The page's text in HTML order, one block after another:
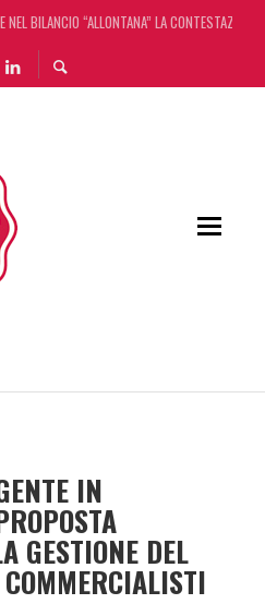
BILANCIO “ALLONTANA” LA CONTESTAZIONE
UNO ‘SCUDO’ FISCALE DI 4 ANNI
STAMPA INRL: DAL 10 AL 24 AGOSTO
IN
GESTIONE DEL